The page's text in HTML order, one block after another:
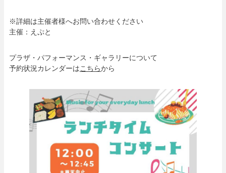
※詳細は主催者様へお問い合わせください
主催：えぷと
プラザ・パフォーマンス・ギャラリーについて
予約状況カレンダーはこちらから